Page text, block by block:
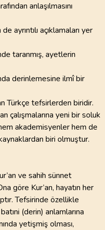
anlaşılmasını
ayrıntılı açıklamaları yer
taranmış, ayetlerin
derinlemesine ilmî bir
Türkçe tefsirlerden biridir.
çalışmalarına yeni bir soluk
akademisyenler hem de
biri olmuştur.
ve sahih sünnet
göre Kur’an, hayatın her
Tefsirinde özellikle
(derin) anlamlarına
yetişmiş olması,